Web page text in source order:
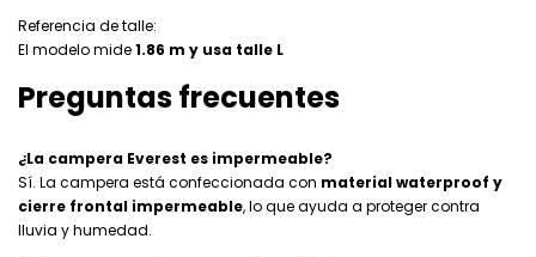
Referencia de talle:
El modelo mide1.86 m y usa talle L
Preguntas frecuentes
¿La campera Everest es impermeable?
Sí. La campera está confeccionada con material waterproof y
cierre frontal impermeable, lo que ayuda a proteger contra
lluvia y humedad.